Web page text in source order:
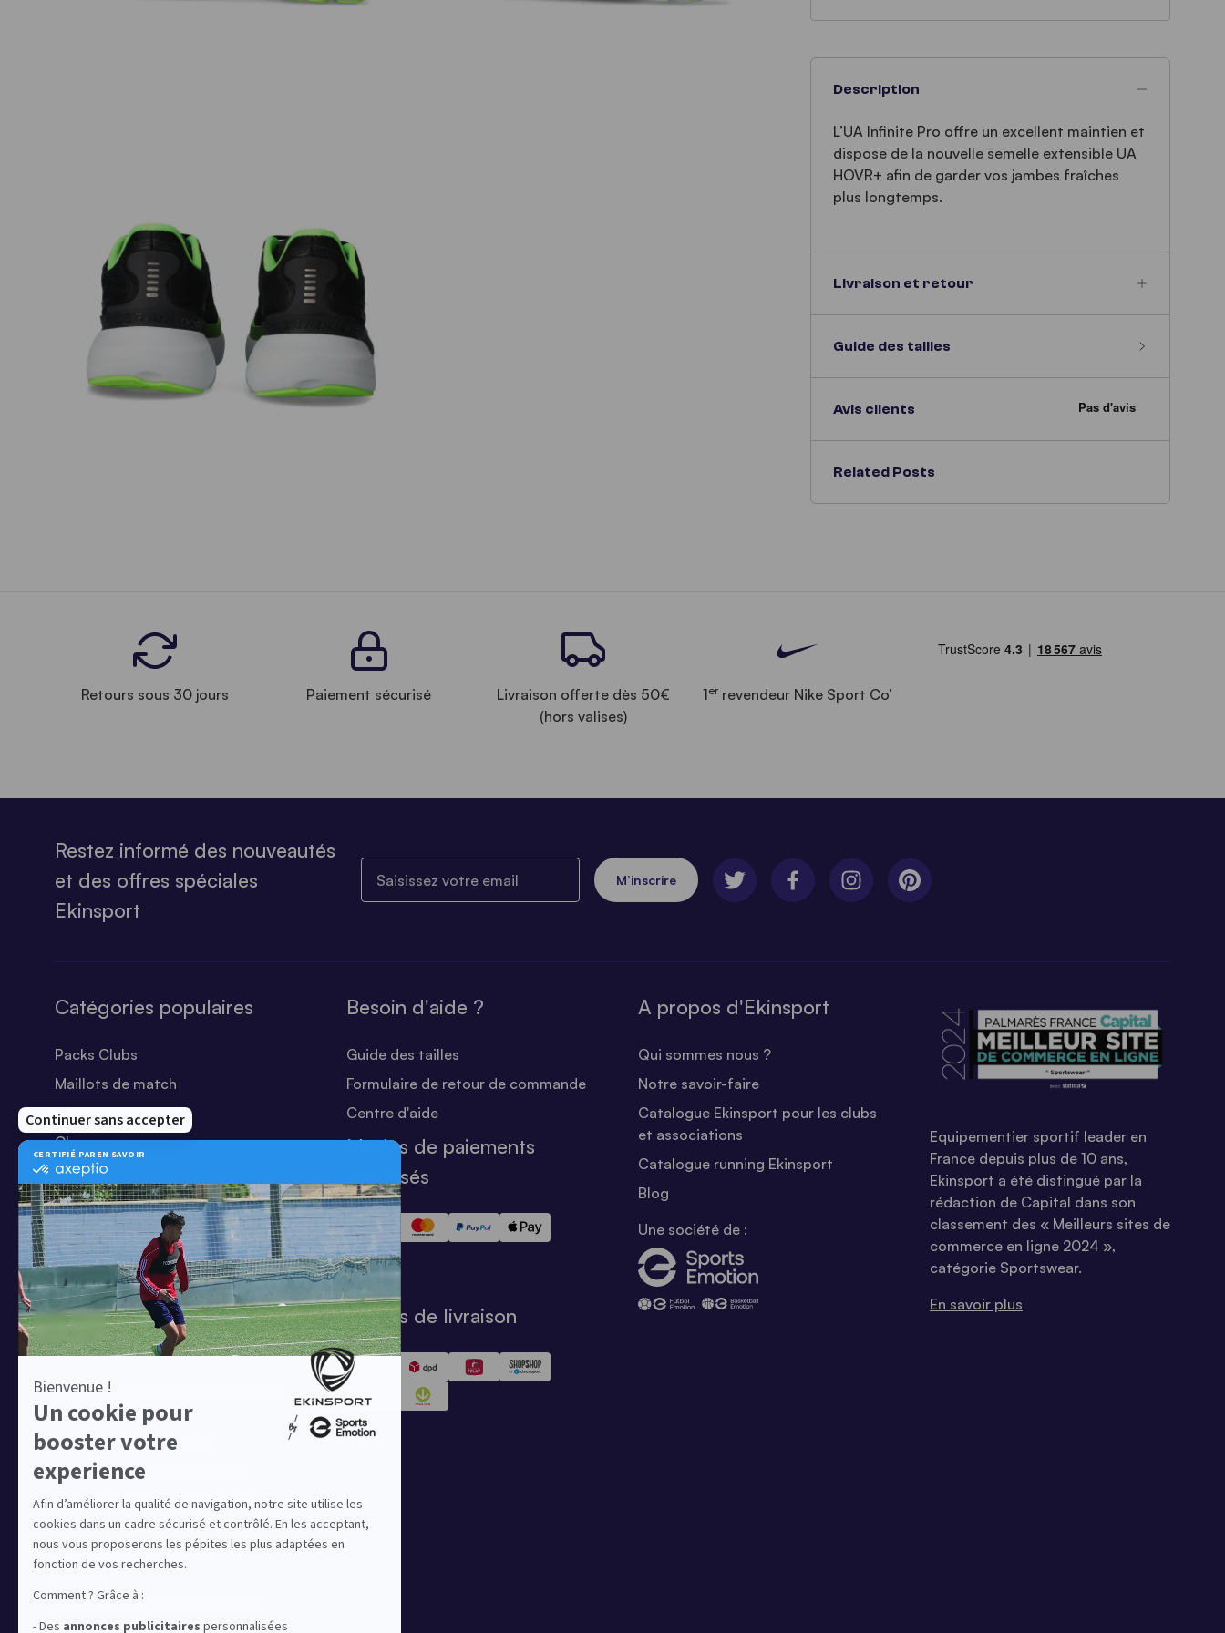
Description
L’UA Infinite Pro offre un excellent maintien et
dispose de la nouvelle semelle extensible UA
HOVR+ afin de garder vos jambes fraîches
plus longtemps.
Livraison et retour
Guide des tailles
Avis clients
Related Posts
Retours sous 30 jours Paiement sécurisé
Livraison offerte dès 50€
(hors valises)
1errevendeur Nike Sport Co’
Restez informé des nouveautés
et des offres spéciales
Ekinsport
M’inscrire
Catégories populaires
Packs Clubs
Maillots de match
Equipements Clubs
Chaussures
Shorts
Football
Chaussettes
T-shirts
Tenues de match
Offres clubs
Ensembles sport & lifestyle à prix
réduit
Collection Nike Park 26
Collection Nike Academy 25
Nike Kitbuilder | Tenues 100%
personnalisées pour les clubs
Notre offre dédiée au sport
amateur
Equipez votre club de football
Besoin d'aide ?
Guide des tailles
Formulaire de retour de commande
Centre d'aide
Modes de paiements
sécurisés
Modes de livraison
A propos d'Ekinsport
Qui sommes nous ?
Notre savoir-faire
Catalogue Ekinsport pour les clubs
et associations
Catalogue running Ekinsport
Blog
Une société de :
Equipementier sportif leader en
France depuis plus de 10 ans,
Ekinsport a été distingué par la
rédaction de Capital dans son
classement des « Meilleurs sites de
commerce en ligne 2024 »,
catégorie Sportswear.
En savoir plus